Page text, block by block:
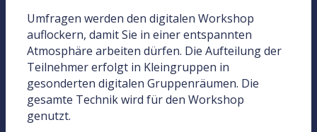
Umfragen werden den digitalen Workshop
auflockern, damit Sie in einer entspannten
Atmosphäre arbeiten dürfen. Die Aufteilung der
Teilnehmer erfolgt in Kleingruppen in
gesonderten digitalen Gruppenräumen. Die
gesamte Technik wird für den Workshop
genutzt.